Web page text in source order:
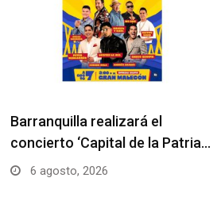
Barranquilla realizará el
concierto ‘Capital de la Patria…
6 agosto, 2026